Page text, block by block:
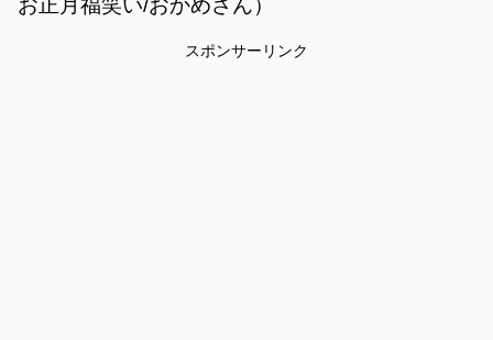
スポンサーリンク